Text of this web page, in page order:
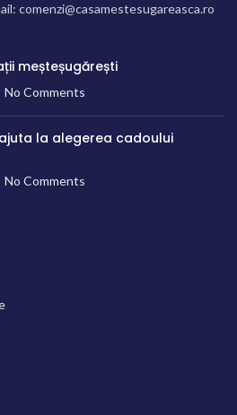
comenzi@casamestesugareasca.ro
meșteșugărești
No Comments
la alegerea cadoului
No Comments